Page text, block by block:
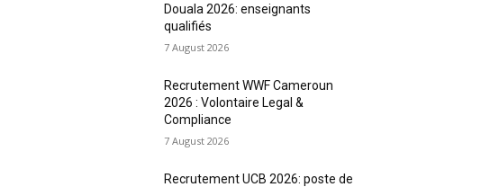
Douala 2026: enseignants
qualifiés
7 August 2026
Recrutement WWF Cameroun
2026 : Volontaire Legal &
Compliance
7 August 2026
Recrutement UCB 2026: poste de